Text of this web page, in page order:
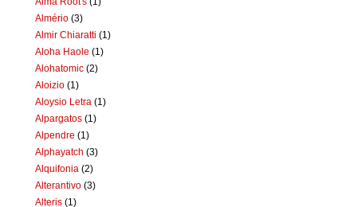
Almério (3)
Almir Chiaratti (1)
Aloha Haole (1)
Alohatomic (2)
Aloizio (1)
Aloysio Letra (1)
Alpargatos (1)
Alpendre (1)
Alphayatch (3)
Alquifonia (2)
Alterantivo (3)
Alteris (1)